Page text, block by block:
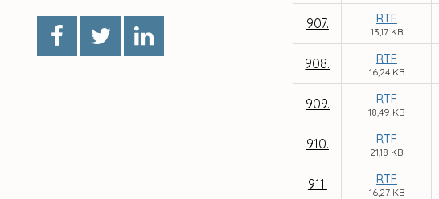
907. RTF
13,17 KB
908. RTF
16,24 KB
909. RTF
18,49 KB
910. RTF
21,18 KB
911. RTF
16,27 KB